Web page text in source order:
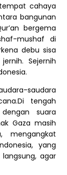
cahaya
bangunan
bergema
mushaf di
debu sisa
Sejernih
saudara
tengah
suara
Gaza masih
mengangkat
yang
agar